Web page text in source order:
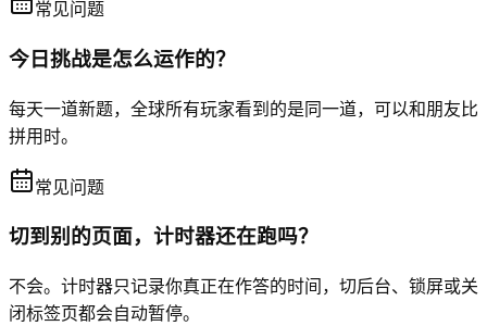
常见问题
今日挑战是怎么运作的？
每天一道新题，全球所有玩家看到的是同一道，可以和朋友比
拼用时。
常见问题
切到别的页面，计时器还在跑吗？
不会。计时器只记录你真正在作答的时间，切后台、锁屏或关
闭标签页都会自动暂停。